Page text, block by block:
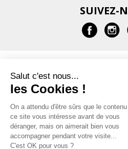
SUIVEZ-
AIDE
CONTACT
Salut c'est nous...
les Cookies !
On a attendu d'être sûrs que le
ce site vous intéresse avant de vous
déranger, mais on aimerait bien vous
accompagner pendant votre visite...
C'est OK pour vous ?